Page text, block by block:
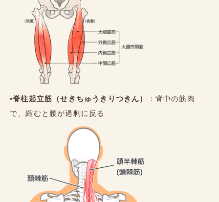
•脊柱起立筋（せきちゅうきりつきん）
：背中の筋肉
で、縮むと腰が過剰に反る